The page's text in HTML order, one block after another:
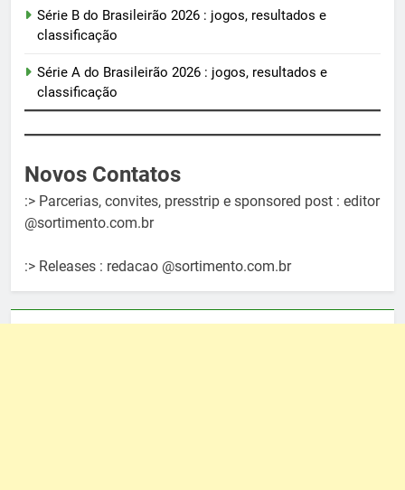
Série B do Brasileirão 2026 : jogos, resultados e
classificação
Série A do Brasileirão 2026 : jogos, resultados e
classificação
Novos Contatos
:> Parcerias, convites, presstrip e sponsored post : editor
@sortimento.com.br
:> Releases : redacao @sortimento.com.br